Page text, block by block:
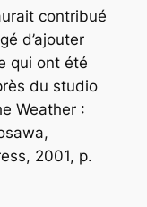
contribué
d’ajouter
qui ont été
du studio
Weather :
2001, p.